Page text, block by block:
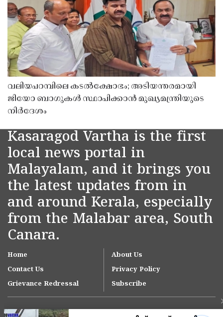
വലിയപറമ്പിലെ കടൽക്ഷോഭം; അടിയന്തരമായി
ജിയോ ബാഗുകൾ സ്ഥാപിക്കാൻ മുഖ്യമന്ത്രിയുടെ
നിർദേശം
Kasaragod Vartha is the first
local news portal in
Malayalam, and it brings you
the latest updates from in
and around Kerala, especially
from the Malabar area, South
Canara.
Home
About Us
Contact Us
Privacy Policy
Grievance Redressal
Subscribe